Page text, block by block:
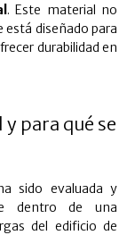
. Este material no
está diseñado para
durabilidad en
para qué se
sido evaluada y
dentro de una
del edificio de